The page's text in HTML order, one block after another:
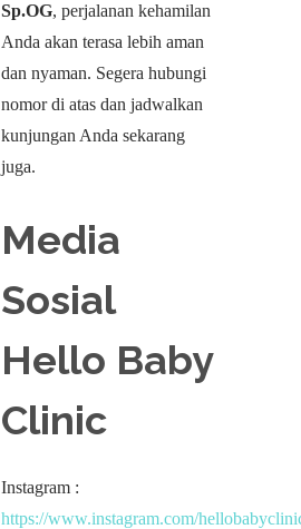
Sp.OG, perjalanan kehamilan
Anda akan terasa lebih aman
dan nyaman. Segera hubungi
nomor di atas dan jadwalkan
kunjungan Anda sekarang
juga.
Media
Sosial
Hello Baby
Clinic
Instagram :
https://www.instagram.com/